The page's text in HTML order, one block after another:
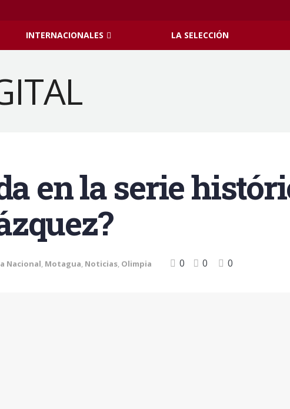
INTERNACIONALES LA SELECCIÓN
en la serie
Nacional Motagua Noticias Olimpia 0 0 0